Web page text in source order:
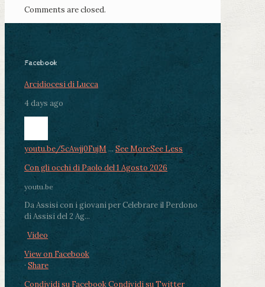
Comments are closed.
Facebook
Arcidiocesi di Lucca
4 days ago
youtu.be/5cAwjj0FujM ... See MoreSee Less
Con gli occhi di Paolo del 1 Agosto 2026
youtu.be
Da Assisi con i giovani per Celebrare il Perdono
di Assisi del 2 Ag...
Video
View on Facebook
· Share
Condividi su FacebookCondividi su Twitter